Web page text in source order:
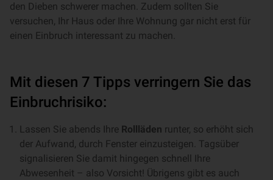
den Dieben schwerer machen. Zudem sollten Sie
versuchen, Ihr Haus oder Ihre Wohnung gar nicht erst für
einen Einbruch interessant zu machen.
Mit diesen 7 Tipps verringern Sie das
Einbruchrisiko:
Lassen Sie abends Ihre Rollläden runter, so erhöht sich
der Aufwand, durch Fenster einzusteigen. Tagsüber
signalisieren Sie damit hingegen schnell Ihre
Abwesenheit – also Vorsicht! Übrigens gibt es auch